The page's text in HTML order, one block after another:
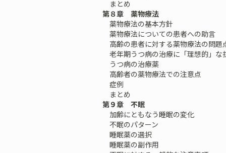
まとめ
第８章 薬物療法
薬物療法の基本方針
薬物療法についての患者への助言
高齢の患者に対する薬物療法の問題
老年期うつ病の治療に「理想的」な
うつ病の治療薬
高齢者の薬物療法での注意点
症例
まとめ
第９章 不眠
加齢にともなう睡眠の変化
不眠のパターン
睡眠薬の選択
睡眠薬の副作用